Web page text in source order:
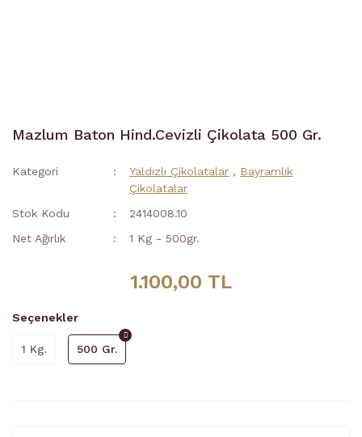
Mazlum Baton Hind.Cevizli Çikolata 500 Gr.
Kategori Yaldızlı Çikolatalar , Bayramlık
Çikolatalar
Stok Kodu
2414008.10
Net Ağırlık
1 Kg - 500gr.
1.100,00 TL
Seçenekler
1 Kg. 500 Gr.